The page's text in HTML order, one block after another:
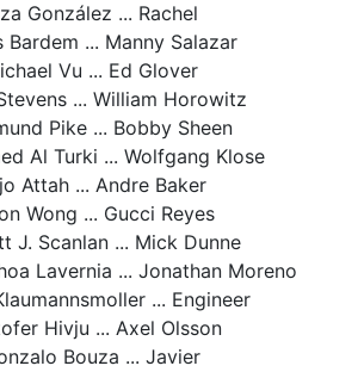
González ... Rachel
Bardem ... Manny Salazar
Vu ... Ed Glover
... William Horowitz
Pike ... Bobby Sheen
Al Turki ... Wolfgang Klose
Attah ... Andre Baker
Wong ... Gucci Reyes
J. Scanlan ... Mick Dunne
Lavernia ... Jonathan Moreno
... Engineer
Hivju ... Axel Olsson
Bouza ... Javier